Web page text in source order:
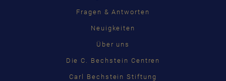
Fragen & Antworten
Neuigkeiten
Über uns
Die C. Bechstein Centren
Carl Bechstein Stiftung